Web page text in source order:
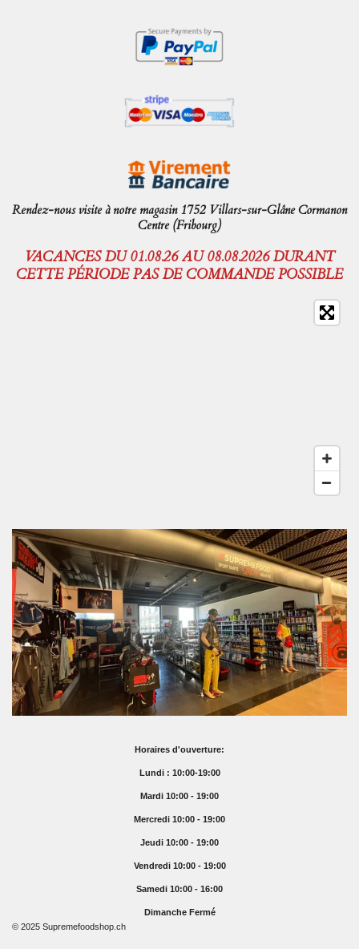
Rendez-nous visite à notre magasin 1752 Villars-sur-Glâne Cormanon
Centre (Fribourg)
VACANCES DU 01.08.26 AU 08.08.2026 DURANT
CETTE PÉRIODE PAS DE COMMANDE POSSIBLE
Horaires d'ouverture:
Lundi : 10:00-19:00
Mardi 10:00 - 19:00
Mercredi 10:00 - 19:00
Jeudi 10:00 - 19:00
Vendredi 10:00 - 19:00
Samedi 10:00 - 16:00
Dimanche Fermé
© 2025 Supremefoodshop.ch